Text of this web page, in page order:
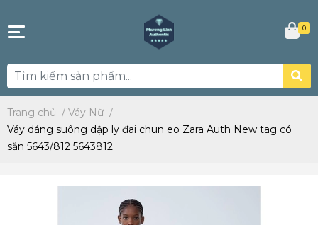
0
Trang chủ / Váy Nữ /
Váy dáng suông dập ly đai chun eo Zara Auth New tag có
sẵn 5643/812 5643812